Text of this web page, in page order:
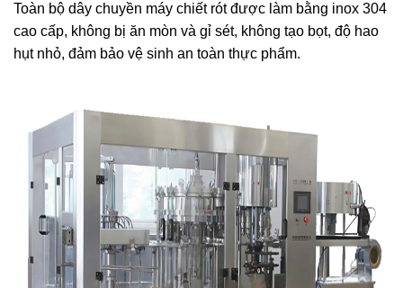
Toàn bộ dây chuyền máy chiết rót được làm bằng inox 304
cao cấp, không bị ăn mòn và gỉ sét, không tạo bọt, độ hao
hụt nhỏ, đảm bảo vệ sinh an toàn thực phẩm.